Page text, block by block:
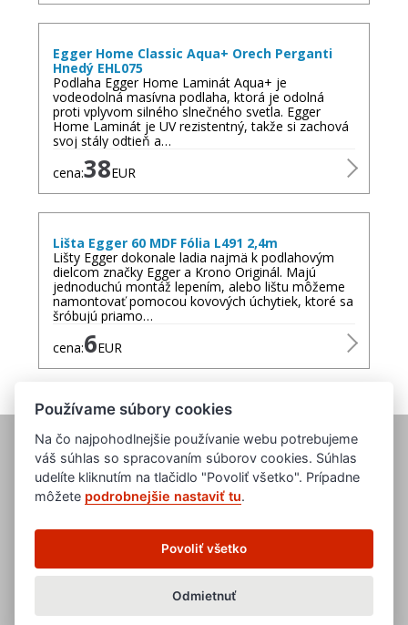
Egger Home Classic Aqua+ Orech Perganti
Hnedý EHL075
Podlaha Egger Home Laminát Aqua+ je
vodeodolná masívna podlaha, ktorá je odolná
proti vplyvom silného slnečného svetla. Egger
Home Laminát je UV rezistentný, takže si zachová
svoj stály odtieň a…
cena:38EUR
Lišta Egger 60 MDF Fólia L491 2,4m
Lišty Egger dokonale ladia najmä k podlahovým
dielcom značky Egger a Krono Originál. Majú
jednoduchú montáž lepením, alebo lištu môžeme
namontovať pomocou kovových úchytiek, ktoré sa
šróbujú priamo…
cena:6EUR
www.edb.cz
www.edb.eu
www.poptavka.net
www.nabidka.net
Používame súbory cookies
Na čo najpohodlnejšie používanie webu potrebujeme
váš súhlas so spracovaním súborov cookies. Súhlas
udelíte kliknutím na tlačidlo "Povoliť všetko". Prípadne
môžete podrobnejšie nastaviť tu.
Povoliť všetko
Odmietnuť